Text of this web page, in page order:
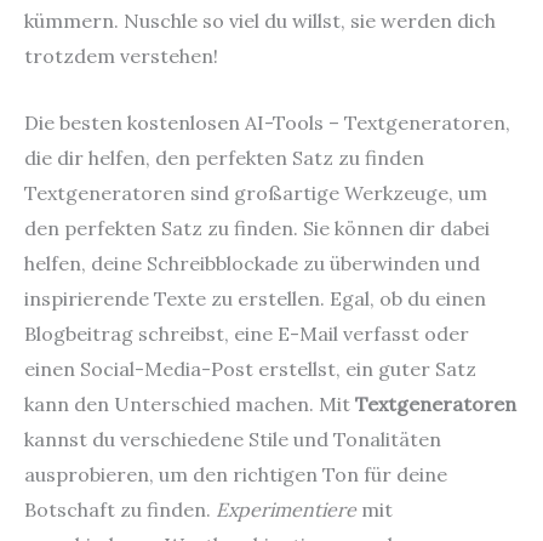
kümmern. Nuschle so viel du willst, sie werden dich
trotzdem verstehen!
Die besten kostenlosen AI-Tools – Textgeneratoren,
die dir helfen, den perfekten Satz zu finden
Textgeneratoren sind großartige Werkzeuge, um
den perfekten Satz zu finden. Sie können dir dabei
helfen, deine Schreibblockade zu überwinden und
inspirierende Texte zu erstellen. Egal, ob du einen
Blogbeitrag schreibst, eine E-Mail verfasst oder
einen Social-Media-Post erstellst, ein guter Satz
kann den Unterschied machen. Mit Textgeneratoren
kannst du verschiedene Stile und Tonalitäten
ausprobieren, um den richtigen Ton für deine
Botschaft zu finden. Experimentieremit